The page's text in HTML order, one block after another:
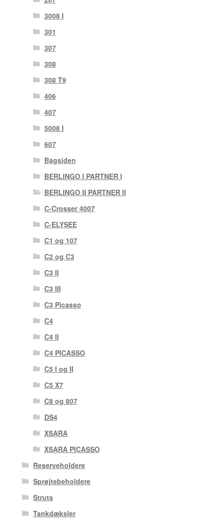
3008 I
301
307
308
308 T9
406
407
5008 I
607
Bagsiden
BERLINGO I PARTNER I
BERLINGO II PARTNER II
C-Crosser 4007
C-ELYSEE
C1 og 107
C2 og C3
C3 II
C3 III
C3 Picasso
C4
C4 II
C4 PICASSO
C5 I og II
C5 X7
C8 og 807
DS4
XSARA
XSARA PICASSO
Reserveholdere
Sprøjtebeholdere
Struts
Tankdæksler